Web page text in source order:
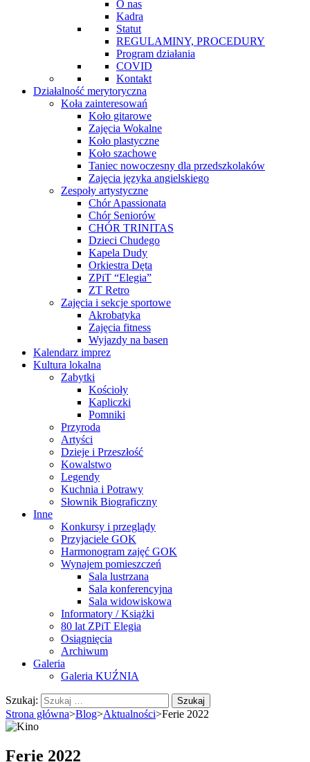
O nas
Kadra
Statut
REGULAMINY, PROCEDURY
Program działania
COVID
Kontakt
Działalność merytoryczna
Koła zainteresowań
Koło gitarowe
Zajęcia Wokalne
Koło plastyczne
Koło szachowe
Taniec nowoczesny dla przedszkolaków
Zajęcia języka angielskiego
Zespoły artystyczne
Chór Apassionata
Chór Seniorów
CHÓR TRINITAS
Dzieci Chudego
Kapela Dudy
Orkiestra Dęta
ZPiT “Elegia”
ZT Retro
Zajęcia i sekcje sportowe
Akrobatyka
Zajęcia fitness
Wyjazdy na basen
Kalendarz imprez
Kultura lokalna
Zabytki
Kościoły
Kapliczki
Pomniki
Przyroda
Artyści
Dzieje i Przeszłość
Kowalstwo
Legendy
Kuchnia i Potrawy
Słownik Biograficzny
Inne
Konkursy i przeglądy
Przyjaciele GOK
Harmonogram zajęć GOK
Wynajem pomieszczeń
Sala lustrzana
Sala konferencyjna
Sala widowiskowa
Informatory / Książki
80 lat ZPiT Elegia
Osiągnięcia
Archiwum
Galeria
Galeria KUŹNIA
Szukaj:
Strona główna>Blog>Aktualności>Ferie 2022
Ferie 2022